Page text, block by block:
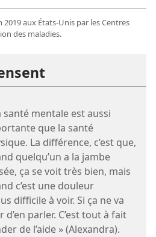
2019 aux États-Unis par les Centres
des maladies.
santé mentale est aussi
que la santé
La différence, c’est que,
quelqu’un a la jambe
ça se voit très bien, mais
c’est une douleur
difficile à voir. Si ça ne va
d’en parler. C’est tout à fait
de l’aide » (Alexandra).